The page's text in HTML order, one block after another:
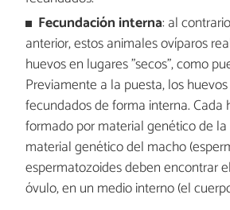
Fecundación interna: al
anterior, estos animales ovíparos
huevos en lugares "secos", como
Previamente a la puesta, los
fecundados de forma interna.
formado por material genético de
material genético del macho
espermatozoides deben encontrar
óvulo, en un medio interno (el